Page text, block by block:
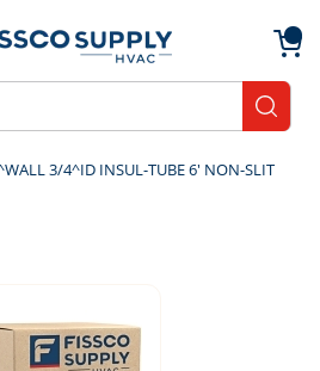
3/4^ID INSUL-TUBE 6' NON-SLIT